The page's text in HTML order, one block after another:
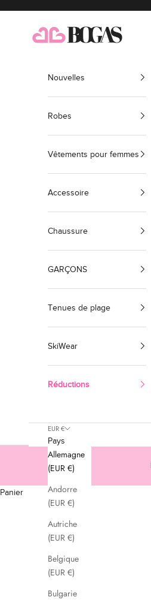
bogas com international
Nouvelles
Robes
Vêtements pour femmes
Accessoire
Chaussure
GARÇONS
Tenues de plage
SkiWear
Réductions
EUR €
Pays
Allemagne
(EUR €)
Andorre
(EUR €)
Autriche
(EUR €)
Belgique
(EUR €)
Bulgarie
Panier